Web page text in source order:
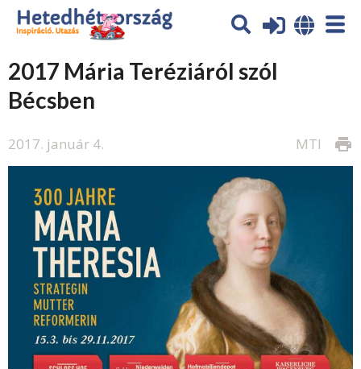
2017 Mária Teréziáról szól
Bécsben
2017. január 4. print
MTI